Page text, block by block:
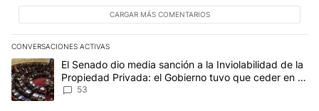
CARGAR MÁS COMENTARIOS
CONVERSACIONES ACTIVAS
Este listado muestra los artículos con más comentarios en los
Un artículo de tendencia con el título "El Senado dio media
El Senado dio media sanción a la Inviolabilidad de la
Propiedad Privada: el Gobierno tuvo que ceder en la
Ley del Manejo del Fuego
53